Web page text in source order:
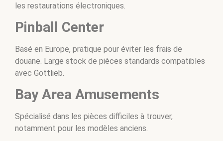
les restaurations électroniques.
Pinball Center
Basé en Europe, pratique pour éviter les frais de
douane. Large stock de pièces standards compatibles
avec Gottlieb.
Bay Area Amusements
Spécialisé dans les pièces difficiles à trouver,
notamment pour les modèles anciens.